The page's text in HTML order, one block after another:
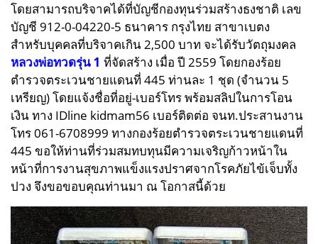
โดยสามารถบริจาคได้ที่บัญชีกองทุนร่วมสร้างธงชาติ เลข
บัญชี 912-0-04220-5 ธนาคาร กรุงไทย สาขาเบตง
สำหรับบุคคลที่บริจาคเกิน 2,500 บาท จะได้รับวัตถุมงคล
หลวงพ่อทวดรุ่น 1 ที่จัดสร้าง เมื่อ ปี 2559 โดยกองร้อย
ตำรวจตระเวนชายแดนที่ 445 ท่านละ 1 ชุด (จำนวน 5
เหรียญ) โดยแจ้งชื่อที่อยู่-เบอร์โทร พร้อมสลิปในการโอน
เงิน ทาง IDline kidmam56 เบอร์ติดต่อ จนท.ประสานงาน
โทร 061-6708999 ทางกองร้อยตำรวจตระเวนชายแดนที่
445 ขอให้ท่านที่ร่วมสมทบทุนมีความเจริญก้าวหน้าใน
หน้าที่การงานสุขภาพแข็งแรงปราศจากโรคภัยไข้เจ็บทั้ง
ปวง จึงขอขอบคุณท่านมา ณ โอกาสนี้ด้วย